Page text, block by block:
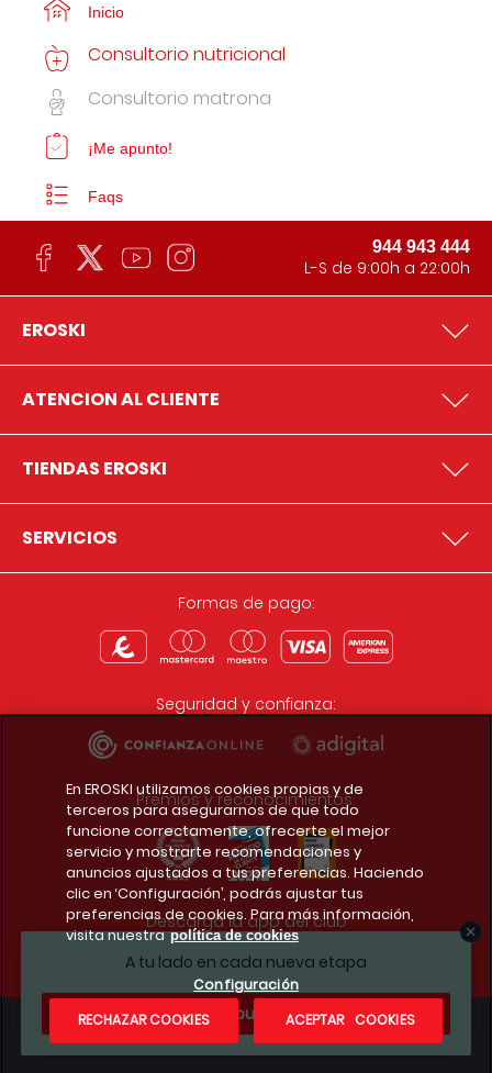
A tu lado en cada nueva etapa
¿Te apuntas?
Inicio
Consultorio nutricional
Consultorio matrona
¡Me apunto!
Faqs
944 943 444
L-S de 9:00h a 22:00h
EROSKI
ATENCION AL CLIENTE
TIENDAS EROSKI
SERVICIOS
Formas de pago:
Seguridad y confianza:
Premios y reconocimientos:
Descarga la app del club
Condiciones legales
En EROSKI utilizamos cookies propias y de
terceros para asegurarnos de que todo
funcione correctamente, ofrecerte el mejor
servicio y mostrarte recomendaciones y
anuncios ajustados a tus preferencias. Haciendo
clic en ‘Configuración’, podrás ajustar tus
preferencias de cookies. Para más información,
visita nuestra política de cookies
Configuración
RECHAZAR COOKIES
ACEPTAR COOKIES